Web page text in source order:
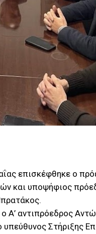
επισκέφθηκε ο
και υποψήφιος
αντιπρόεδρος
Στήριξης